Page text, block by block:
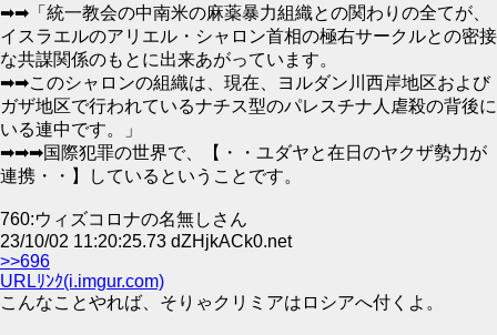
➡➡「統一教会の中南米の麻薬暴力組織との関わりの全てが、
イスラエルのアリエル・シャロン首相の極右サークルとの密接
な共謀関係のもとに出来あがっています。
➡➡このシャロンの組織は、現在、ヨルダン川西岸地区および
ガザ地区で行われているナチス型のパレスチナ人虐殺の背後に
いる連中です。」
➡➡➡国際犯罪の世界で、【・・ユダヤと在日のヤクザ勢力が
連携・・】しているということです。
760:ウィズコロナの名無しさん
23/10/02 11:20:25.73 dZHjkACk0.net
>>696
URLﾘﾝｸ(i.imgur.com)
こんなことやれば、そりゃクリミアはロシアへ付くよ。